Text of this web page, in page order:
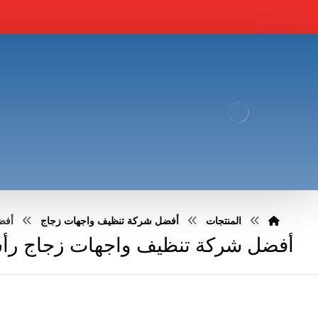
المنتجات أفضل شركة تنظيف واجهات زجاج
أفضل شركة تنظيف واجهات زجاج رأس